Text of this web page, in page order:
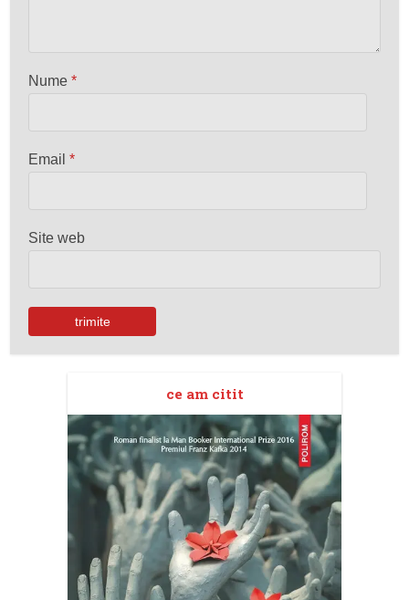
Nume*
Email*
Site web
ce am citit